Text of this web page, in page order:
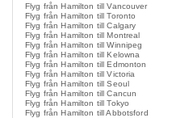
Flyg från Hamilton till Vancouver
Flyg från Hamilton till Toronto
Flyg från Hamilton till Calgary
Flyg från Hamilton till Montreal
Flyg från Hamilton till Winnipeg
Flyg från Hamilton till Kelowna
Flyg från Hamilton till Edmonton
Flyg från Hamilton till Victoria
Flyg från Hamilton till Seoul
Flyg från Hamilton till Cancun
Flyg från Hamilton till Tokyo
Flyg från Hamilton till Abbotsford